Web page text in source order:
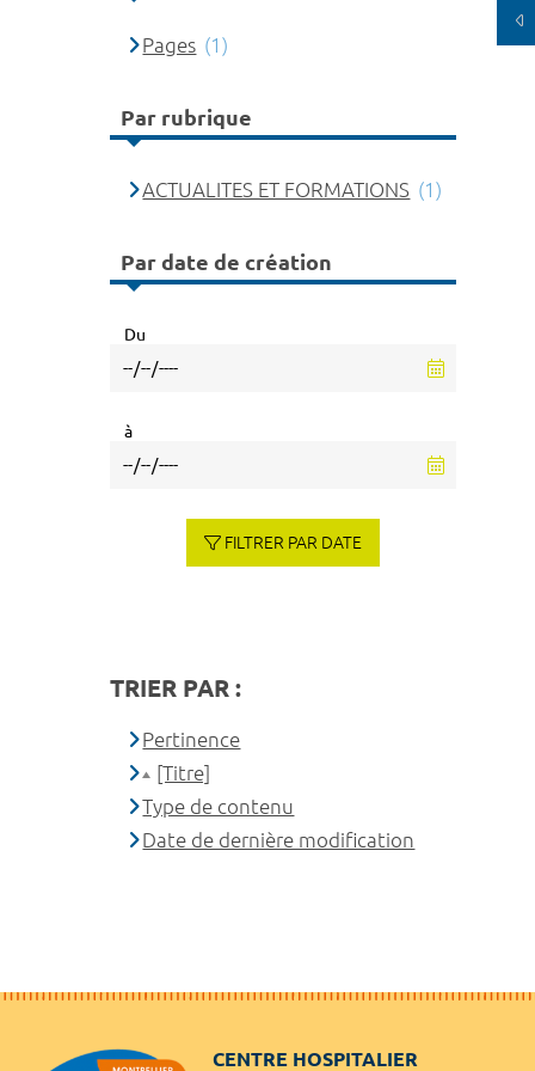
Pages (1)
Par rubrique
ACTUALITES ET FORMATIONS (1)
Par date de création
Du
à
FILTRER PAR DATE
TRIER PAR :
Pertinence
[Titre]
Type de contenu
Date de dernière modification
CENTRE HOSPITALIER